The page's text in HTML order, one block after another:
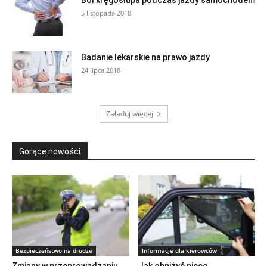
5 listopada 2018
Badanie lekarskie na prawo jazdy
24 lipca 2018
Załaduj więcej
Gorące nowości
Bezpieczeństwo na drodze Informacje dla kierowców